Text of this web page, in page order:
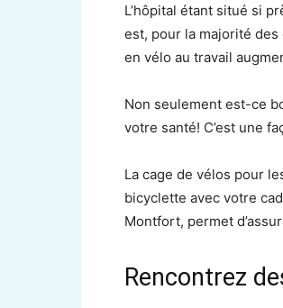
L’hôpital étant situé si
est, pour la majorité
en vélo au travail
Non seulement est-ce
votre santé! C’est une
La cage de vélos pour
bicyclette avec votre
Montfort, permet
Rencontrez